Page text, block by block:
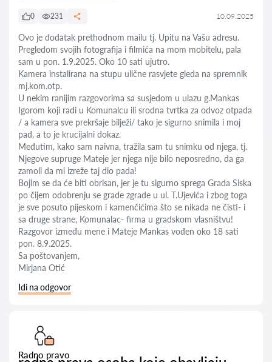
0 231 10.09.2025
Ovo je dodatak prethodnom mailu tj. Upitu na Vašu adresu.
Pregledom svojih fotografija i filmića na mom mobitelu, pala
sam u pon. 1.9.2025. Oko 10 sati ujutro.
Kamera instalirana na stupu ulične rasvjete gleda na spremnik
mj.kom.otp.
U nekim ranijim razgovorima sa susjedom u ulazu g.Mankas
Igorom koji radi u Komunalcu ili srodna tvrtka za odvoz otpada
/ a kamera sve prekršaje bilježi/ tako je sigurno snimila i moj
pad, a to je krucijalni dokaz.
Međutim, kako sam naivna, tražila sam tu snimku od njega, tj.
Njegove supruge Mateje jer njega nije bilo neposredno, da ga
zamoli da mi izreže taj dio pada!
Bojim se da će biti obrisan, jer je tu sigurno sprega Grada Siska
po čijem odobrenju se grade zgrade u ul. T.Ujevića i zbog toga
je sve posuto pijeskom i kamenčićima što se nikada ne čisti- i
sa druge strane, Komunalac- firma u gradskom vlasništvu!
Razgovor između mene i Mateje Mankas vođen oko 18 sati
pon. 8.9.2025.
Sa poštovanjem,
Mirjana Otić
Idi na odgovor
Radno pravo